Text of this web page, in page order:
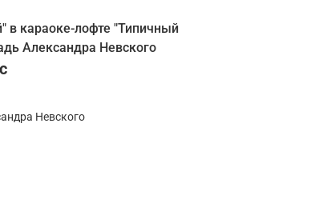
в караоке-лофте "Типичный
Александра Невского
Невского